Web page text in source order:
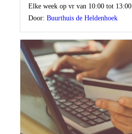
Wanneer
Elke week op vr van 10:00 tot 13:00
Door: Buurthuis de Heldenhoek